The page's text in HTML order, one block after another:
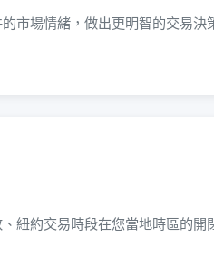
市場情緒，做出更明智的交易決
紐約交易時段在您當地時區的開